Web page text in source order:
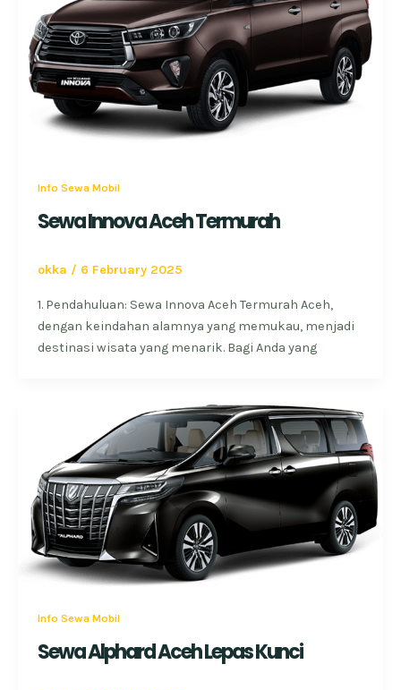
Info Sewa Mobil
Sewa Innova Aceh Termurah
okka / 6 February 2025
1. Pendahuluan: Sewa Innova Aceh Termurah Aceh,
dengan keindahan alamnya yang memukau, menjadi
destinasi wisata yang menarik. Bagi Anda yang
Info Sewa Mobil
Sewa Alphard Aceh Lepas Kunci